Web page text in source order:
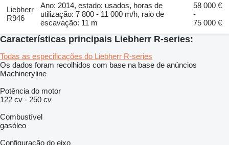
Liebherr
R946
Ano: 2014, estado: usados, horas de
utilização: 7 800 - 11 000 m/h, raio de
escavação: 11 m
58 000 €
-
75 000 €
Características principais Liebherr R-series:
Todas as especificações do Liebherr R-series
Os dados foram recolhidos com base na base de anúncios
Machineryline
Potência do motor
122 cv - 250 cv
Combustível
gasóleo
Configuração do eixo